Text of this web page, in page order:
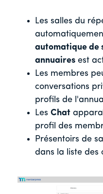
Les salles du
automatique de
annuaires est
Les membres
conversations
profils de
Les Chat
profil des
Présentoirs de
dans la liste des